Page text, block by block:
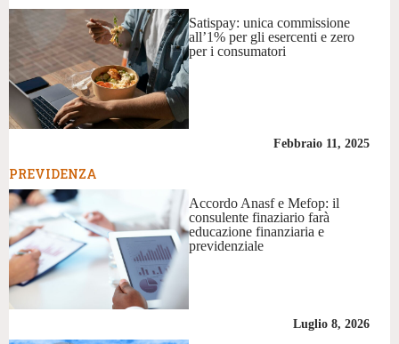
Satispay: unica commissione
all’1% per gli esercenti e zero
per i consumatori
Febbraio 11, 2025
PREVIDENZA
Accordo Anasf e Mefop: il
consulente finaziario farà
educazione finanziaria e
previdenziale
Luglio 8, 2026